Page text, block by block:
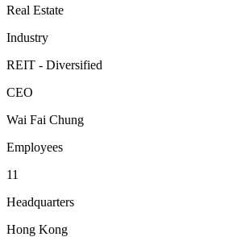
Real Estate
Industry
REIT - Diversified
CEO
Wai Fai Chung
Employees
11
Headquarters
Hong Kong